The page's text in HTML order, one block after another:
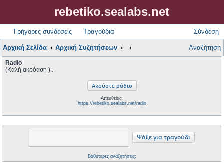
rebetiko.sealabs.net
Γρήγορες συνδέσεις Τραγούδια Σύνδεση
Αρχική Σελίδα Αρχική Συζητήσεων Αναζήτηση
Radio
(Καλή ακρόαση )..
Απευθείας:
https://rebetiko.sealabs.net/radio
Βαθύτερες αναζητήσεις;